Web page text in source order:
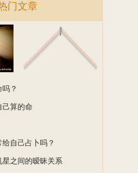
门文章
？
己算的命
自己占卜吗？
之间的暧昧关系